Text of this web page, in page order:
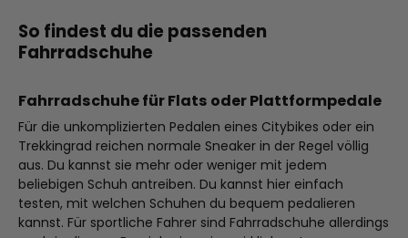
So findest du die passenden
Fahrradschuhe
Fahrradschuhe für Flats oder Plattformpedale
Für die unkomplizierten Pedalen eines Citybikes oder ein
Trekkingrad reichen normale Sneaker in der Regel völlig
aus. Du kannst sie mehr oder weniger mit jedem
beliebigen Schuh antreiben. Du kannst hier einfach
testen, mit welchen Schuhen du bequem pedalieren
kannst. Für sportliche Fahrer sind Fahrradschuhe allerdings